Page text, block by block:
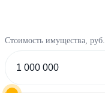
Стоимость имущества, руб.